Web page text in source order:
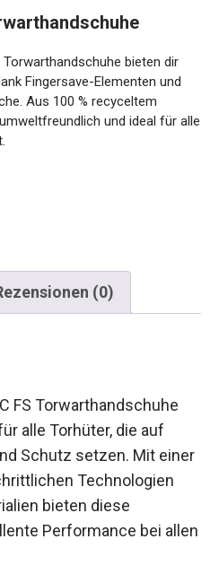
Fingersave-Elementen und
Aus 100 % recyceltem
und ideal für
(0)
alle Torhüter, die auf
Schutz setzen. Mit
Materialien bieten
Performance